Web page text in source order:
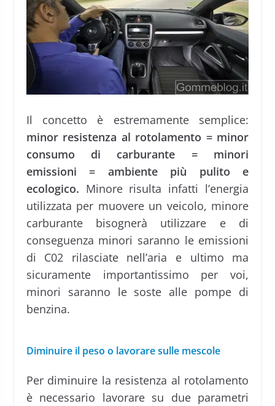
Il concetto è estremamente semplice:
minor resistenza al rotolamento = minor
consumo di carburante = minori
emissioni = ambiente più pulito e
ecologico. Minore risulta infatti l’energia
utilizzata per muovere un veicolo, minore
carburante bisognerà utilizzare e di
conseguenza minori saranno le emissioni
di C02 rilasciate nell’aria e ultimo ma
sicuramente importantissimo per voi,
minori saranno le soste alle pompe di
benzina.
Diminuire il peso o lavorare sulle mescole
Per diminuire la resistenza al rotolamento
è necessario lavorare su due parametri